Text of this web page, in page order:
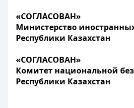
«СОГЛАСОВАН»
Министерство
Республики Казахстан
«СОГЛАСОВАН»
Комитет национальной
Республики Казахстан